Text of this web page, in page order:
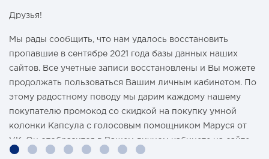
Друзья!
Мы рады сообщить, что нам удалось восстановить
пропавшие в сентябре 2021 года базы данных наших
сайтов. Все учетные записи восстановлены и Вы можете
продолжать пользоваться Вашим личным кабинетом. По
этому радостному поводу мы дарим каждому нашему
покупателю промокод со скидкой на покупку умной
колонки Капсула с голосовым помощником Маруся от
VK. Он отобразится в Вашем личном кабинете на сайте
магазина Pajero Shop 14 февраля.